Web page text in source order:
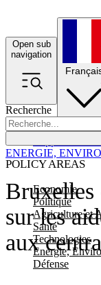
Open sub
navigation
Recherche
POLICY AREAS
Economie
Politique
Agriculture et
Santé
Technologies
Energie,
Défense
Bruxelles
sur les
aux
ENERGIE,